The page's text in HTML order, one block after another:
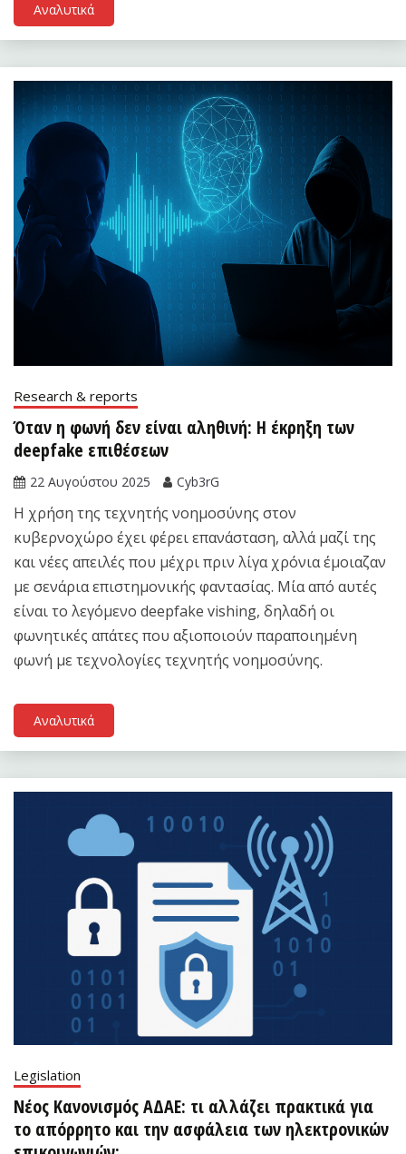
Αναλυτικά
Research & reports
Όταν η φωνή δεν είναι αληθινή: Η έκρηξη των
deepfake επιθέσεων
22 Αυγούστου 2025 Cyb3rG
Η χρήση της τεχνητής νοημοσύνης στον
κυβερνοχώρο έχει φέρει επανάσταση, αλλά μαζί της
και νέες απειλές που μέχρι πριν λίγα χρόνια έμοιαζαν
με σενάρια επιστημονικής φαντασίας. Μία από αυτές
είναι το λεγόμενο deepfake vishing, δηλαδή οι
φωνητικές απάτες που αξιοποιούν παραποιημένη
φωνή με τεχνολογίες τεχνητής νοημοσύνης.
Αναλυτικά
Legislation
Νέος Κανονισμός ΑΔΑΕ: τι αλλάζει πρακτικά για
το απόρρητο και την ασφάλεια των ηλεκτρονικών